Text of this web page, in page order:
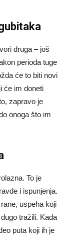
druga – još
perioda tuge
će to biti novi
će im doneti
zapravo je
onoga što im
To je
i ispunjenja.
uspeha koji
tražili. Kada
puta koji ih je